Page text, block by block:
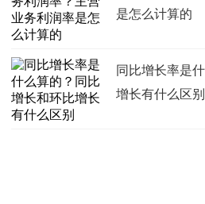
是怎么计算的
同比增长率是
增长有什么区别